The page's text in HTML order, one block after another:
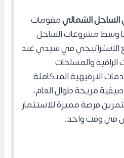
الساحل الشماليمقومات
وسط مشروعات الساحل
الاستراتيجي في سيدي عبد
الراقية والمساحات
الترفيهية المتكاملة
مريحة طوال العام،
فرصة مميزة للاستثمار
في وقت واحد.